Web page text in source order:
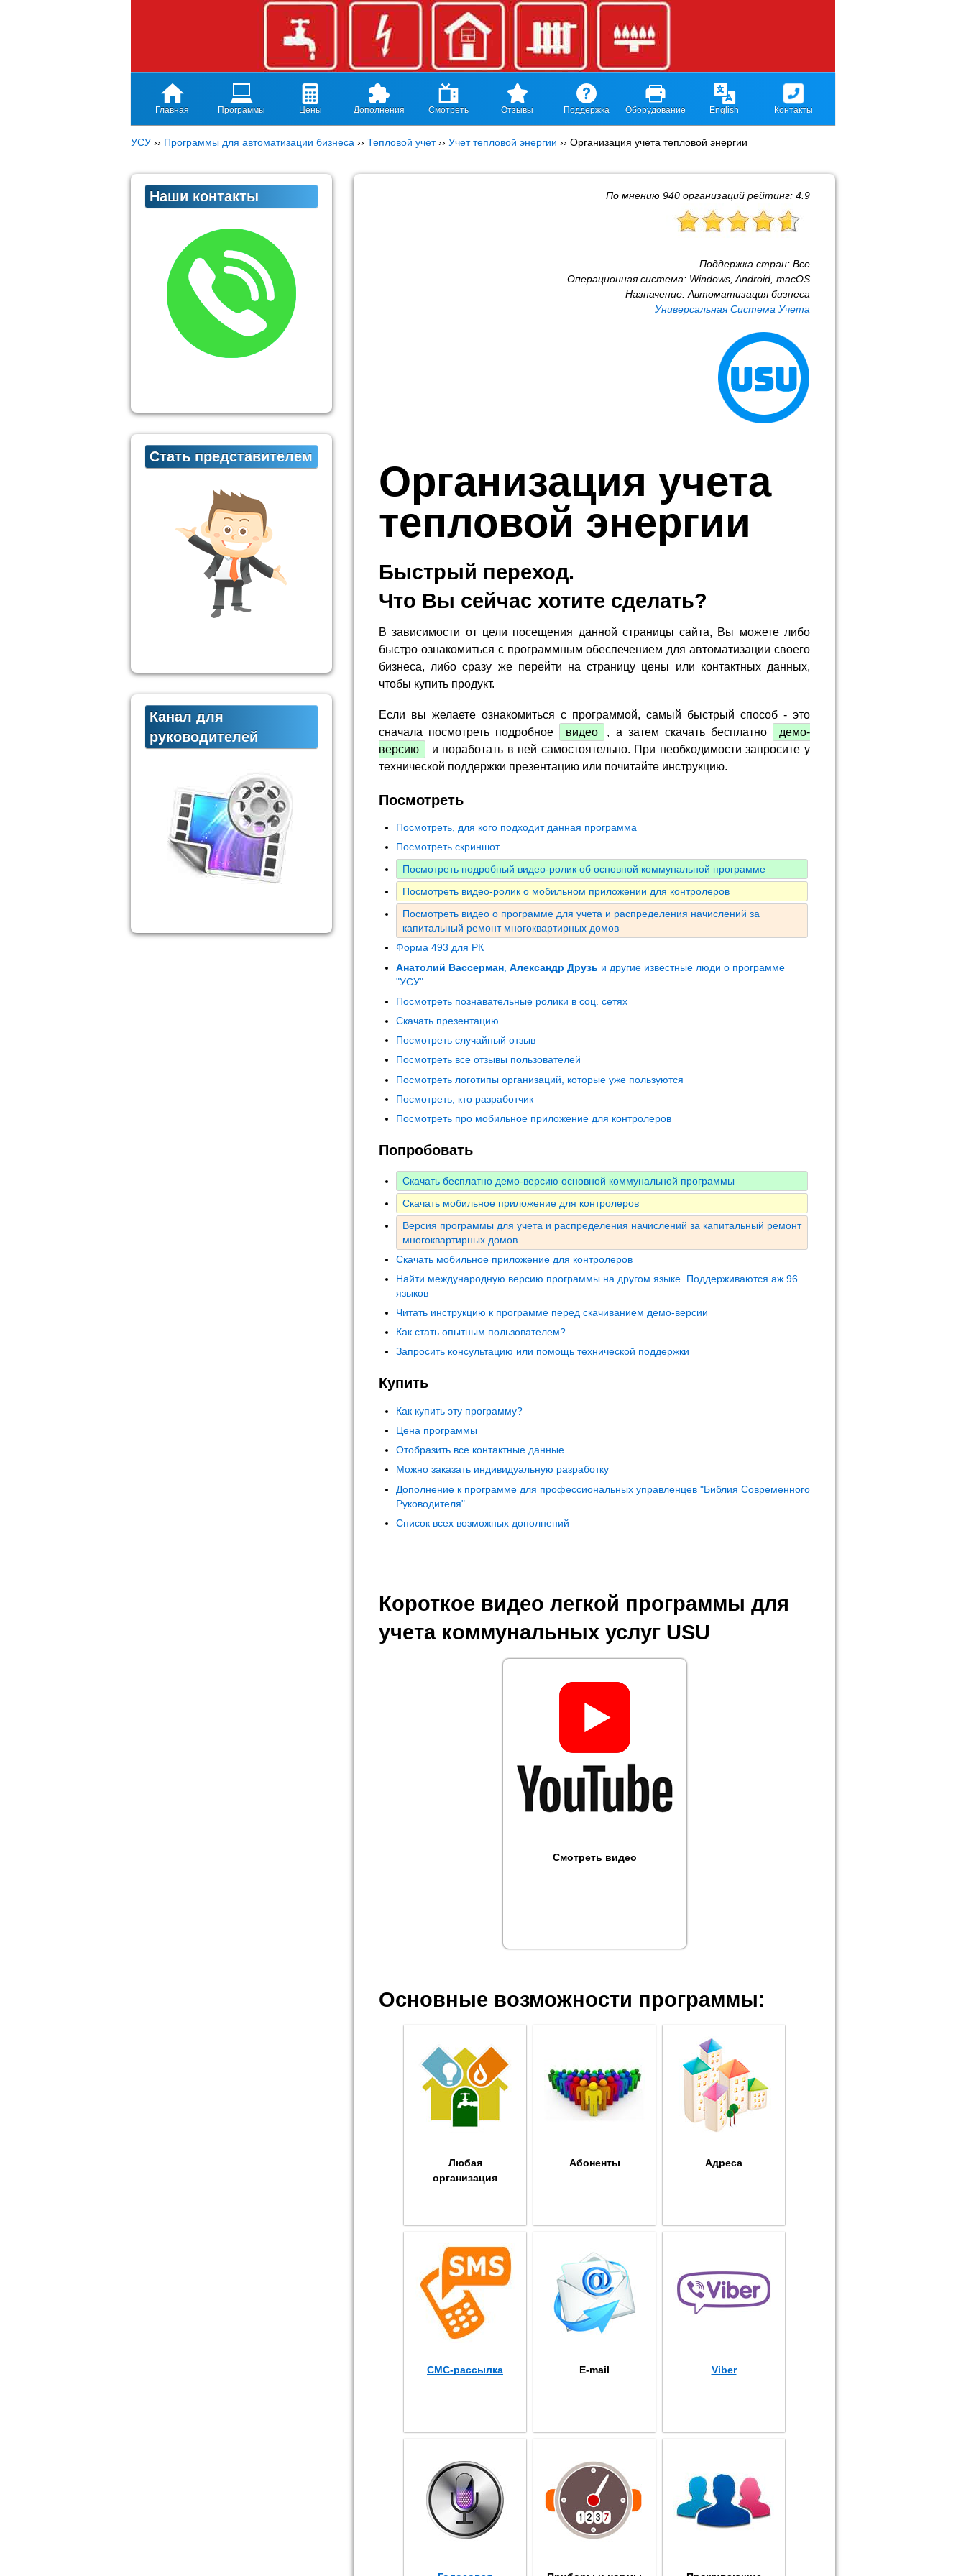
Главная Программы Цены Дополнения Смотреть Отзывы Поддержка Оборудование English Контакты
УСУ ›› Программы для автоматизации бизнеса ›› Тепловой учет›› Учет тепловой энергии ›› Организация учета тепловой энергии
По мнению 940 организаций рейтинг: 4.9
Поддержка стран: Все
Операционная система: Windows, Android, macOS
Назначение: Автоматизация бизнеса
Универсальная Система Учета
Организация учета
тепловой энергии
Быстрый переход.
Что Вы сейчас хотите сделать?
В зависимости от цели посещения данной страницы сайта, Вы можете либо
быстро ознакомиться с программным обеспечением для автоматизации своего
бизнеса, либо сразу же перейти на страницу цены или контактных данных,
чтобы купить продукт.
Если вы желаете ознакомиться с программой, самый быстрый способ - это
сначала посмотреть подробное
видео , а затем скачать бесплатно
демо-
версию
и поработать в ней самостоятельно. При необходимости запросите у
технической поддержки презентацию или почитайте инструкцию.
Посмотреть
Посмотреть, для кого подходит данная программа
Посмотреть скриншот
Посмотреть подробный видео-ролик об основной коммунальной программе
Посмотреть видео-ролик о мобильном приложении для контролеров
Посмотреть видео о программе для учета и распределения начислений за
капитальный ремонт многоквартирных домов
Форма 493 для РК
Анатолий Вассерман Александр Друзь и другие известные люди о программе
"УСУ"
Посмотреть познавательные ролики в соц. сетях
Скачать презентацию
Посмотреть случайный отзыв
Посмотреть все отзывы пользователей
Посмотреть логотипы организаций, которые уже пользуются
Посмотреть, кто разработчик
Посмотреть про мобильное приложение для контролеров
Попробовать
Скачать бесплатно демо-версию основной коммунальной программы
Скачать мобильное приложение для контролеров
Версия программы для учета и распределения начислений за капитальный ремонт
многоквартирных домов
Скачать мобильное приложение для контролеров
Найти международную версию программы на другом языке. Поддерживаются аж 96
языков
Читать инструкцию к программе перед скачиванием демо-версии
Как стать опытным пользователем?
Запросить консультацию или помощь технической поддержки
Купить
Как купить эту программу?
Цена программы
Отобразить все контактные данные
Можно заказать индивидуальную разработку
Дополнение к программе для профессиональных управленцев "Библия Современного
Руководителя"
Список всех возможных дополнений
Короткое видео легкой программы для
учета коммунальных услуг USU
Смотреть видео
Основные возможности программы:
Любая
организация
Абоненты Адреса
СМС-рассылка E-mail Viber
Наши контакты
Стать представителем
Канал для
руководителей